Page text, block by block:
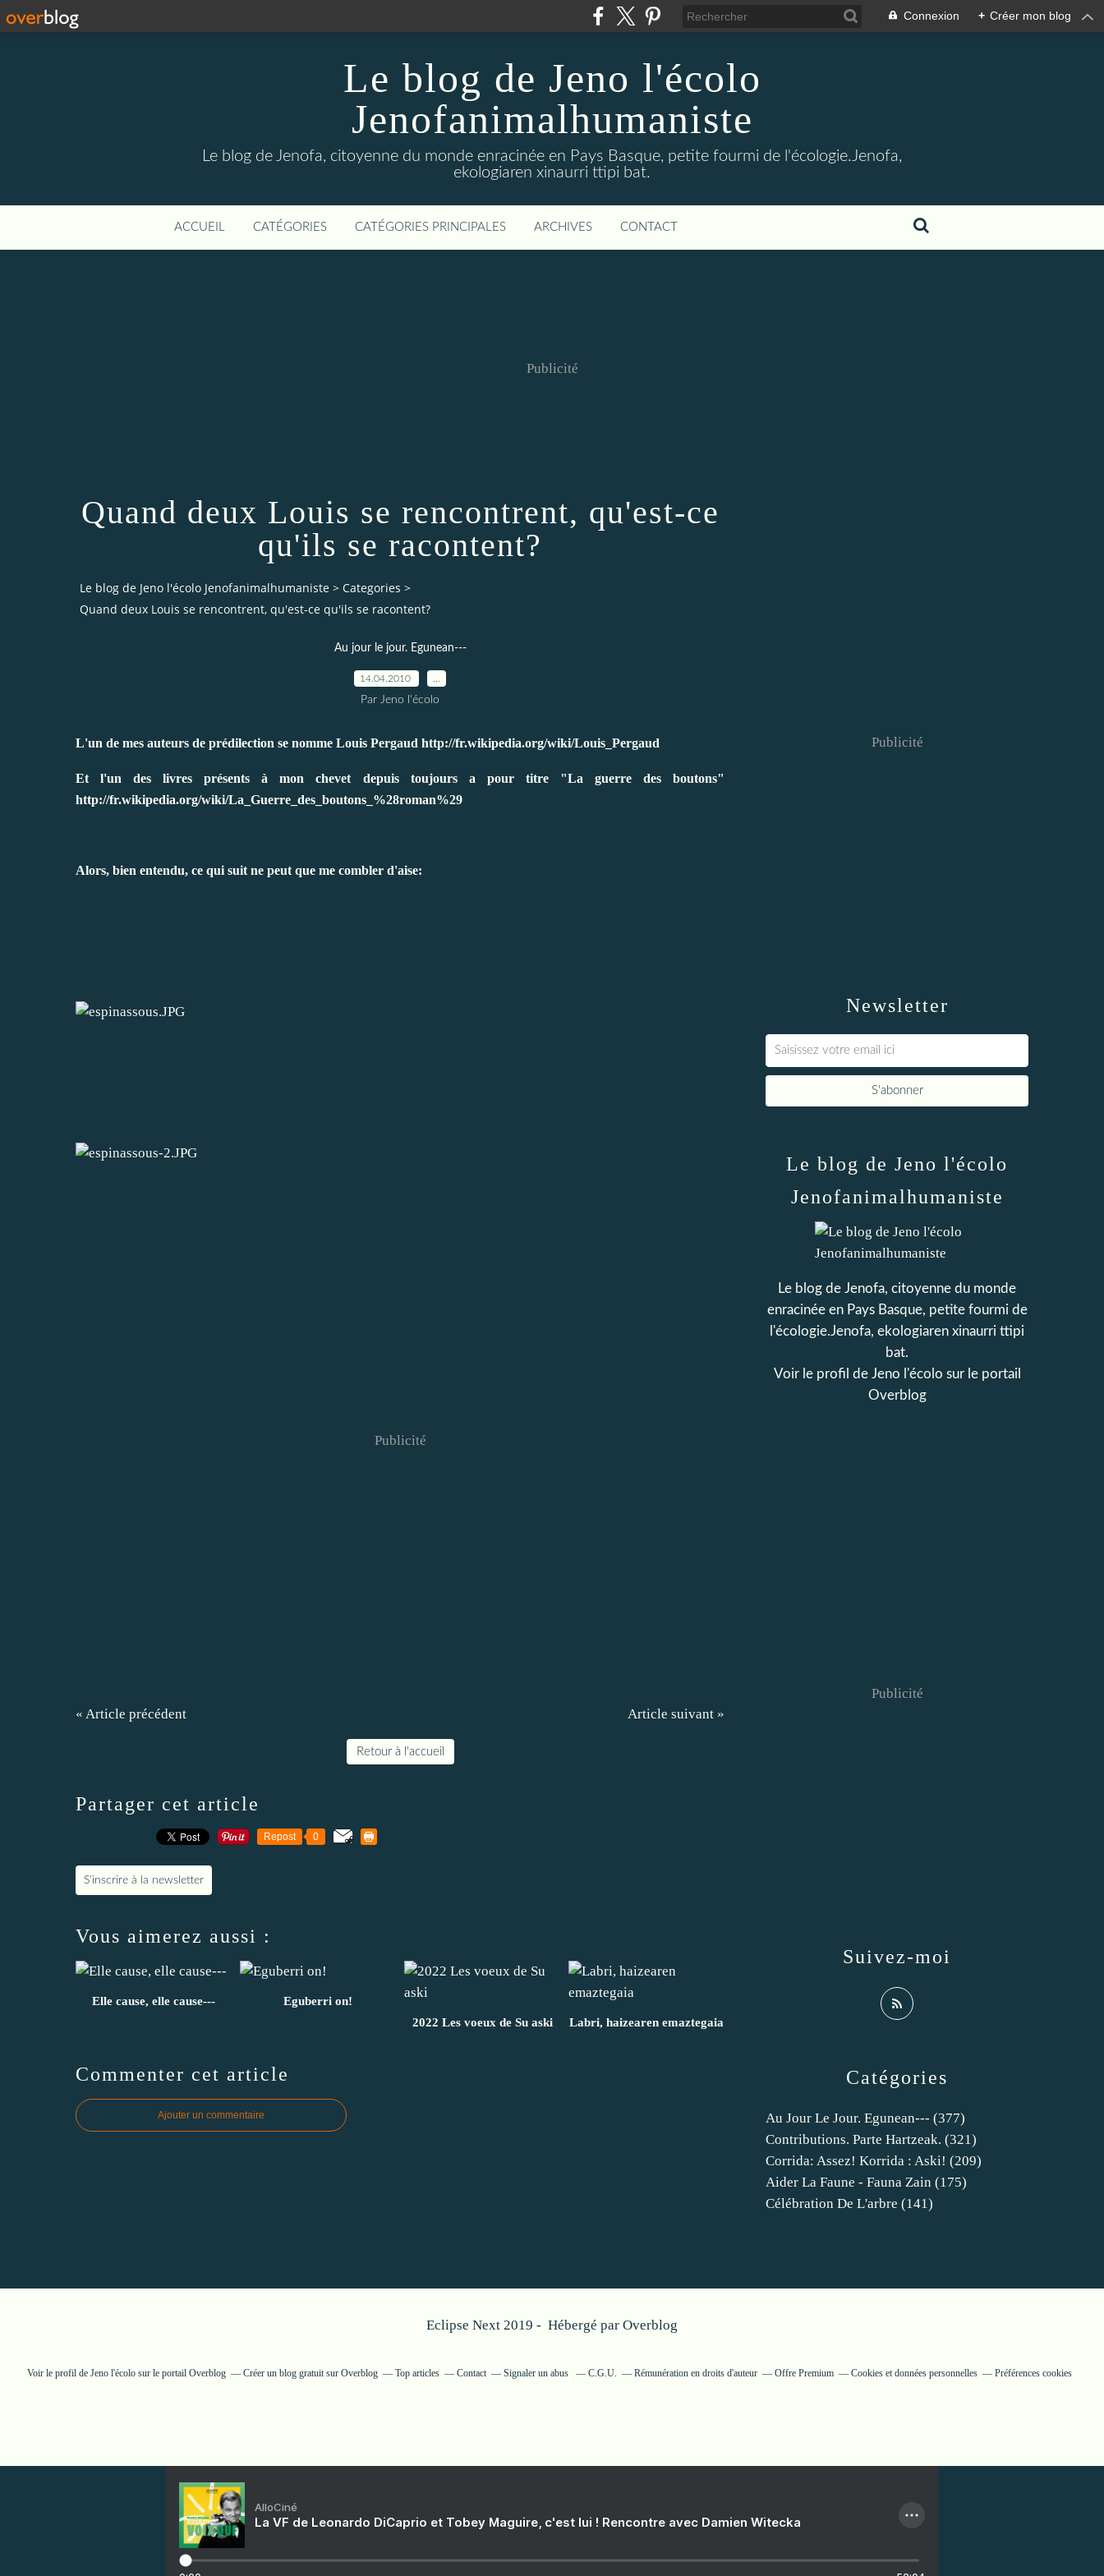
Connexion + Créer mon blog
Le blog de Jeno l'écolo
Jenofanimalhumaniste
Le blog de Jenofa, citoyenne du monde enracinée en Pays Basque, petite fourmi de l'écologie.Jenofa,
ekologiaren xinaurri ttipi bat.
ACCUEIL CATÉGORIES CATÉGORIES PRINCIPALES ARCHIVES CONTACT
Publicité
Quand deux Louis se rencontrent, qu'est-ce
qu'ils se racontent?
Le blog de Jeno l'écolo Jenofanimalhumaniste > Categories >
Quand deux Louis se rencontrent, qu'est-ce qu'ils se racontent?
Au jour le jour. Egunean---
14.04.2010
Par Jeno l'écolo
L'un de mes auteurs de prédilection se nomme Louis Pergaud http://fr.wikipedia.org/wiki/Louis_Pergaud
Et l'un des livres présents à mon chevet depuis toujours a pour titre "La guerre des boutons"
http://fr.wikipedia.org/wiki/La_Guerre_des_boutons_%28roman%29
Alors, bien entendu, ce qui suit ne peut que me combler d'aise:
Publicité
« Article précédent Article suivant »
Retour à l'accueil
Partager cet article
Repost 0
S'inscrire à la newsletter
Vous aimerez aussi :
Elle cause, elle cause---
Eguberri on!
2022 Les voeux de Su aski
Labri, haizearen emaztegaia
Commenter cet article
Ajouter un commentaire
Newsletter
Publicité
Catégories
Au Jour Le Jour. Egunean--- (377)
Contributions. Parte Hartzeak. (321)
Corrida: Assez! Korrida : Aski! (209)
Aider La Faune - Fauna Zain (175)
Célébration De L'arbre (141)
Le blog de Jeno l'écolo
Jenofanimalhumaniste
Le blog de Jenofa, citoyenne du monde
enracinée en Pays Basque, petite fourmi de
l'écologie.Jenofa, ekologiaren xinaurri ttipi
bat.
Voir le profil de Jeno l'écolo sur le portail
Overblog
Suivez-moi
Publicité
Eclipse Next 2019 - Hébergé par Overblog
Voir le profil de Jeno l'écolo sur le portail Overblog Créer un blog gratuit sur Overblog Top articles Contact Signaler un abus C.G.U. Rémunération en droits d'auteur Offre Premium Cookies et données personnelles Préférences cookies
AlloCiné
La VF de Leonardo DiCaprio et Tobey Maguire, c'est lui ! Rencontre avec Damien Witecka